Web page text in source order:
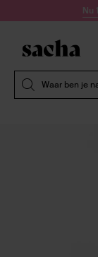
Doorgaan naar Nu
Waar ben je